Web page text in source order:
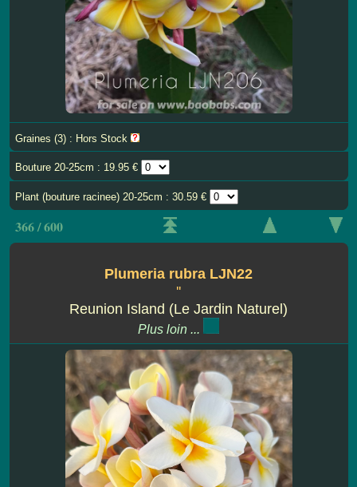
Graines (3) : Hors Stock
Bouture 20-25cm : 19.95 €
Plant (bouture racinee) 20-25cm : 30.59 €
366 / 600
Plumeria rubra LJN22
''
Reunion Island (Le Jardin Naturel)
Plus loin ...